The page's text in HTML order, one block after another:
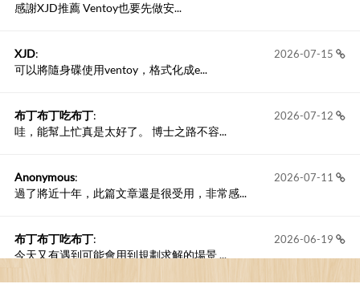
感謝XJD推薦 Ventoy也要先做安...
2026-07-15
XJD:
可以將隨身碟使用ventoy，格式化成e...
2026-07-12
布丁布丁吃布丁:
哇，能幫上忙真是太好了。 博士之路不容...
2026-07-11
Anonymous:
過了將近十年，此篇文章還是很受用，非常感...
2026-06-19
布丁布丁吃布丁:
今天又有遇到可能會用到規劃求解的場景 ...